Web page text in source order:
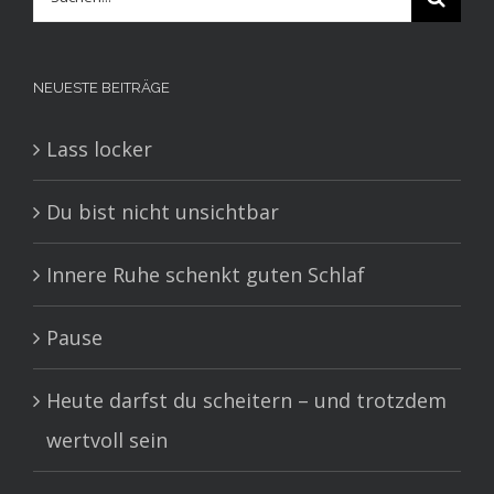
nach:
NEUESTE BEITRÄGE
Lass locker
Du bist nicht unsichtbar
Innere Ruhe schenkt guten Schlaf
Pause
Heute darfst du scheitern – und trotzdem
wertvoll sein